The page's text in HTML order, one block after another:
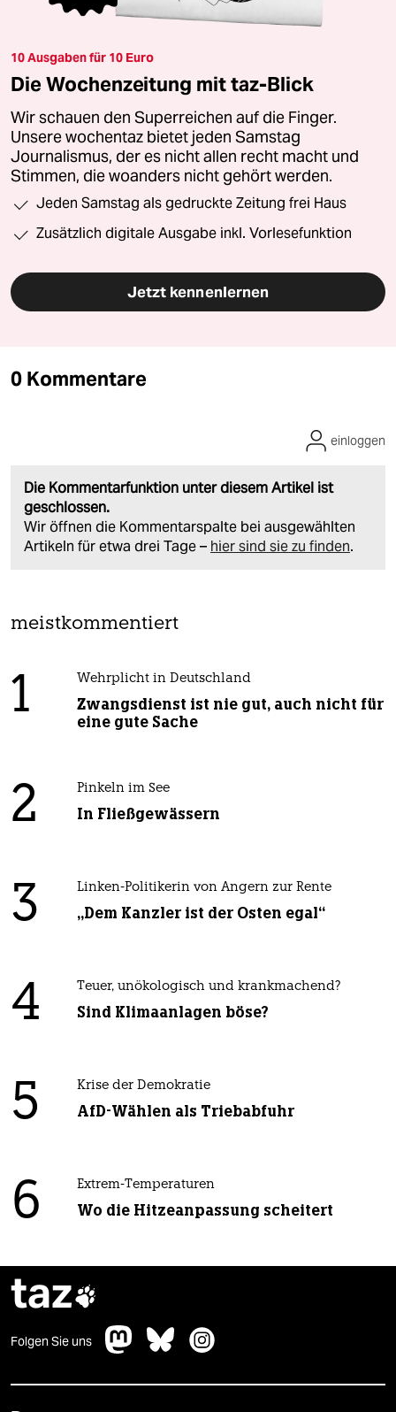
10 Ausgaben für 10 Euro
Die Wochenzeitung mit taz-Blick
Wir schauen den Superreichen auf die Finger.
Unsere wochentaz bietet jeden Samstag
Journalismus, der es nicht allen recht macht und
Stimmen, die woanders nicht gehört werden.
Jeden Samstag als gedruckte Zeitung frei Haus
Zusätzlich digitale Ausgabe inkl. Vorlesefunktion
Jetzt kennenlernen
0 Kommentare
Die Kommentarfunktion unter diesem Artikel ist
geschlossen.
Wir öffnen die Kommentarspalte bei ausgewählten
Artikeln für etwa drei Tage – hier sind sie zu finden.
einloggen
meistkommentiert
1 Wehrplicht in Deutschland
Zwangsdienst ist nie gut, auch nicht für
eine gute Sache
2 Pinkeln im See
In Fließgewässern
3 Linken-Politikerin von Angern zur Rente
„Dem Kanzler ist der Osten egal“
4 Teuer, unökologisch und krankmachend?
Sind Klimaanlagen böse?
5 Krise der Demokratie
AfD-Wählen als Triebabfuhr
6 Extrem-Temperaturen
Wo die Hitzeanpassung scheitert
taz
Folgen Sie uns